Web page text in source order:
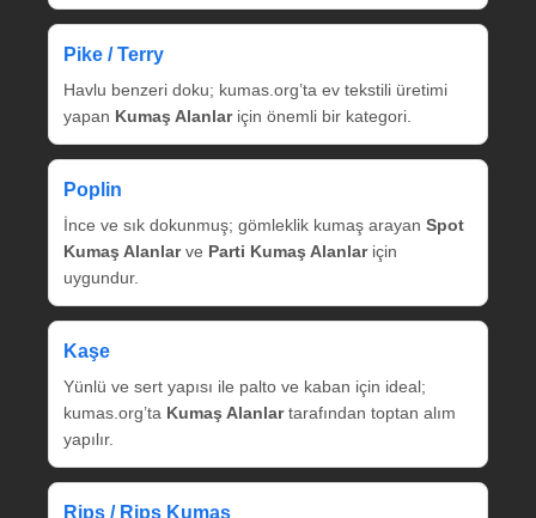
Pike / Terry
Havlu benzeri doku; kumas.org’ta ev tekstili üretimi
yapan Kumaş Alanlariçin önemli bir kategori.
Poplin
İnce ve sık dokunmuş; gömleklik kumaş arayan Spot
Kumaş Alanlarve Parti Kumaş Alanlariçin
uygundur.
Kaşe
Yünlü ve sert yapısı ile palto ve kaban için ideal;
kumas.org’ta Kumaş Alanlartarafından toptan alım
yapılır.
Rips / Rips Kumaş